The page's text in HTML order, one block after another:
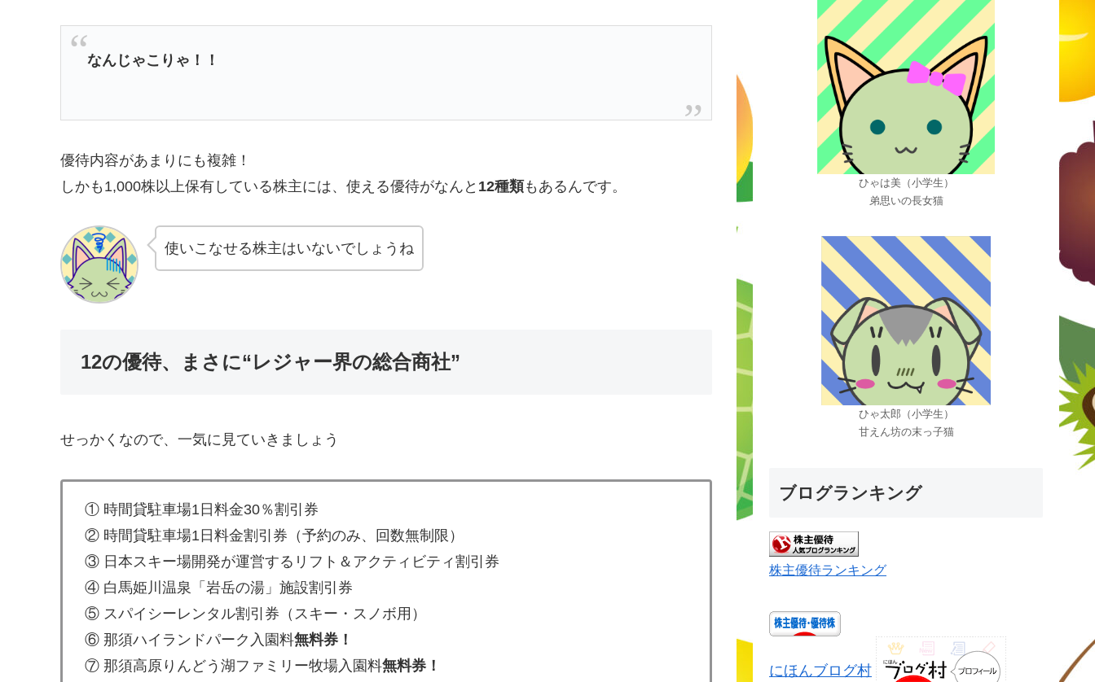
なんじゃこりゃ！！
優待内容があまりにも複雑！
しかも1,000株以上保有している株主には、使える優待がなんと 12種類もあるんです。
使いこなせる株主はいないでしょうね
12の優待、まさに“レジャー界の総合商社”
せっかくなので、一気に見ていきましょう
① 時間貸駐車場1日料金30％割引券
② 時間貸駐車場1日料金割引券（予約のみ、回数無制限）
③ 日本スキー場開発が運営するリフト＆アクティビティ割引券
④ 白馬姫川温泉「岩岳の湯」施設割引券
⑤ スパイシーレンタル割引券（スキー・スノボ用）
⑥ 那須ハイランドパーク入園料無料券！
⑦ 那須高原りんどう湖ファミリー牧場入園料無料券！
ひゃは美（小学生）
弟思いの長女猫
ひゃ太郎（小学生）
甘えん坊の末っ子猫
ブログランキング
株主優待ランキング
にほんブログ村